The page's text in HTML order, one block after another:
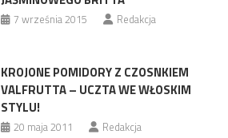
7 września 2015 Redakcja
KROJONE POMIDORY Z CZOSNKIEM
VALFRUTTA – UCZTA WE WŁOSKIM
STYLU!
20 maja 2011 Redakcja